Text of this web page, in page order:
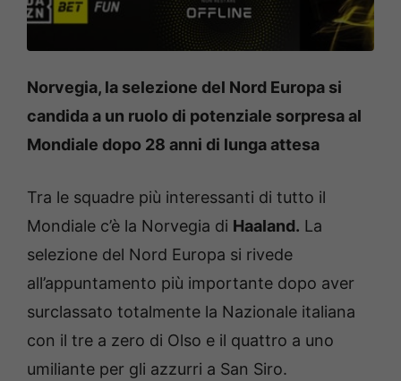
Norvegia, la selezione del Nord Europa si
candida a un ruolo di potenziale sorpresa al
Mondiale dopo 28 anni di lunga attesa
Tra le squadre più interessanti di tutto il
Mondiale c’è la Norvegia di Haaland. La
selezione del Nord Europa si rivede
all’appuntamento più importante dopo aver
surclassato totalmente la Nazionale italiana
con il tre a zero di Olso e il quattro a uno
umiliante per gli azzurri a San Siro.